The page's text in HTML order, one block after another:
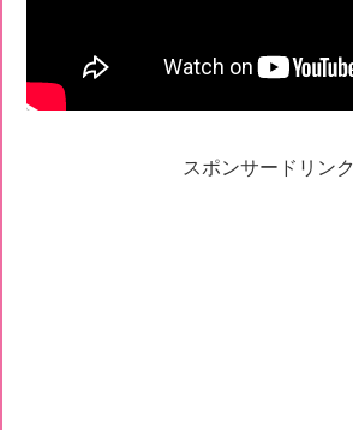
スポンサードリンク